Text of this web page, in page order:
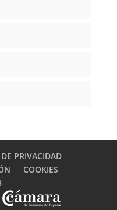
PRIVACIDAD
COOKIES